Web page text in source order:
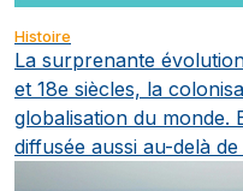
Histoire
La surprenante
et 18e siècles, la
globalisation du monde.
diffusée aussi au-delà